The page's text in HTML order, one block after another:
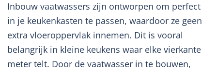
Inbouw vaatwassers zijn ontworpen om perfect
in je keukenkasten te passen, waardoor ze geen
extra vloeroppervlak innemen. Dit is vooral
belangrijk in kleine keukens waar elke vierkante
meter telt. Door de vaatwasser in te bouwen,